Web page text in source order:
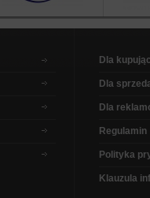
Dla
Dla
Dla
Regulamin
Polityka
Klauzula